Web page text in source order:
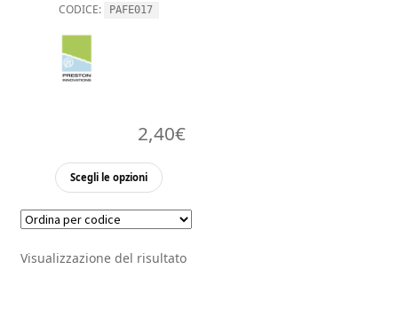
CODICE: PAFE017
2,40€
Scegli le opzioni
Questo
ha
varianti.
Visualizzazione del risultato